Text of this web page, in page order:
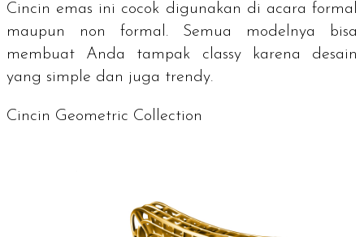
Cincin emas ini cocok digunakan di acara formal
maupun non formal. Semua modelnya bisa
membuat Anda tampak classy karena desain
yang simple dan juga trendy.
Cincin Geometric Collection